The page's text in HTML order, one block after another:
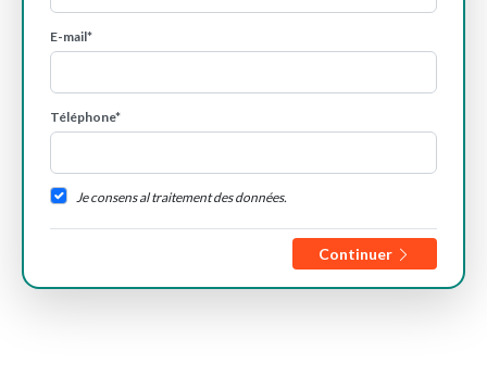
E-mail*
Téléphone*
Je consens al traitement des données.
Continuer